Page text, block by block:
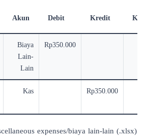
Akun Debit Kredit
Biaya
Lain-
Lain
Rp350.000
Kas Rp350.000
expenses/biaya lain-lain (.xlsx)